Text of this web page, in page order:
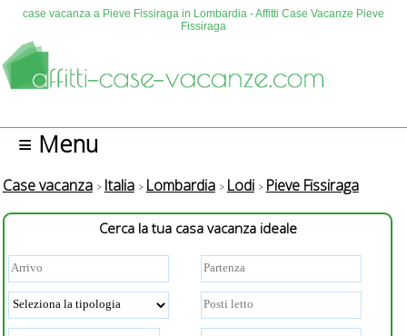
case vacanza a Pieve Fissiraga in Lombardia - Affitti Case Vacanze Pieve
Fissiraga
≡ Menu
Case vacanza Italia Lombardia Lodi Pieve Fissiraga
Cerca la tua casa vacanza ideale